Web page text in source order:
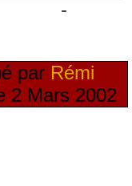
-
par Rémi
2 Mars 2002